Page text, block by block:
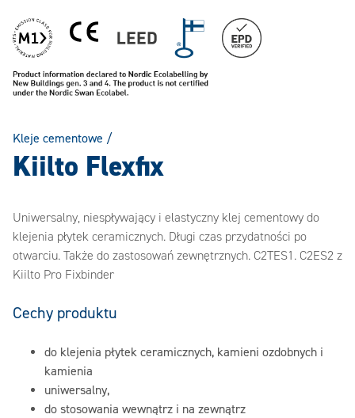
Kleje cementowe /
Kiilto Flexfix
Uniwersalny, niespływający i elastyczny klej cementowy do
klejenia płytek ceramicznych. Długi czas przydatności po
otwarciu. Także do zastosowań zewnętrznych. C2TES1. C2ES2 z
Kiilto Pro Fixbinder
Cechy produktu
do klejenia płytek ceramicznych, kamieni ozdobnych i
kamienia
uniwersalny,
do stosowania wewnątrz i na zewnątrz